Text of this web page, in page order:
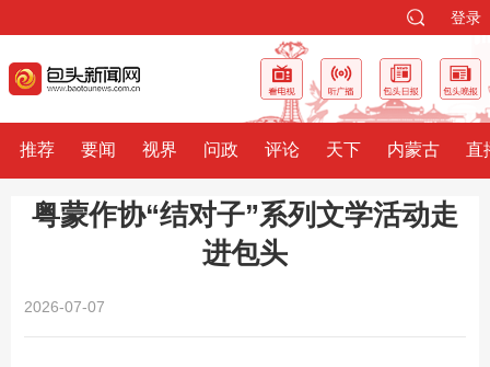
登录
推荐 要闻 视界 问政 评论 天下 内蒙古 直
粤蒙作协“结对子”系列文学活动走
进包头
2026-07-07